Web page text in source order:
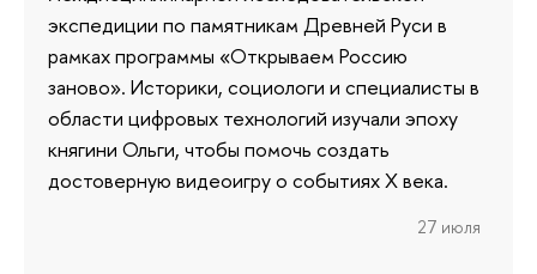
экспедиции по памятникам Древней Руси в
рамках программы «Открываем Россию
заново». Историки, социологи и специалисты в
области цифровых технологий изучали эпоху
княгини Ольги, чтобы помочь создать
достоверную видеоигру о событиях X века.
27 июля